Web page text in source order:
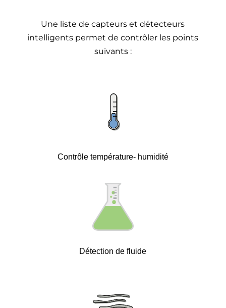
Une liste de capteurs et détecteurs
intelligents permet de contrôler les points
suivants :
Contrôle température- humidité
Détection de fluide